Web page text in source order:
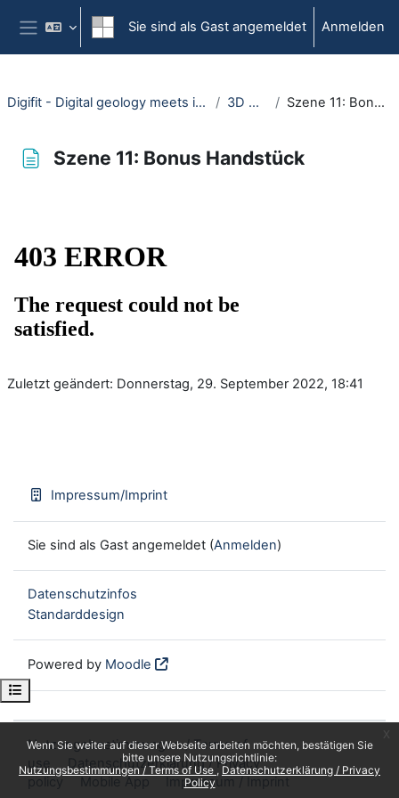
Zum Hauptinhalt
Wenn Sie weiter auf dieser Webseite arbeiten möchten, bestätigen Sie
bitte unsere Nutzungsrichtlinie:
Nutzungsbestimmungen / Terms of Use
Datenschutzerklärung / Privacy
Policy
Website-Übersicht
Sie sind als Gast angemeldet Anmelden
Kursindex öffnen
Digifit - Digital geology meets inclusive field training 3D Modelle Szene 11: Bonus Handstück
Szene 11: Bonus Handstück
Zuletzt geändert: Donnerstag, 29. September 2022, 18:41
Impressum/Imprint
Sie sind als Gast angemeldet (Anmelden)
Datenschutzinfos
Standarddesign
Powered by Moodle
Nutzungsbestimmungen / Terms of
use
Datenschutzerklärung / Privacy
policy
Mobile App Impressum / Imprint